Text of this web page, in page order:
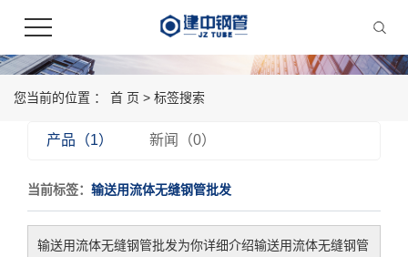
您当前的位置 ： 首 页 > 标签搜索
产品（1） 新闻（0）
当前标签： 输送用流体无缝钢管批发
输送用流体无缝钢管批发为你详细介绍输送用流体无缝钢管